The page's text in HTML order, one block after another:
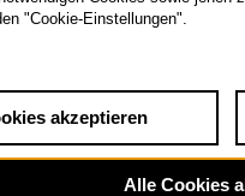
"Cookie-Einstellungen".
akzeptieren
Alle Cookies